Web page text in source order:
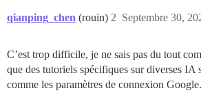
qianping_chen (rouin) Septembre 30,
2
C’est trop difficile, je ne sais pas du tout
que des tutoriels spécifiques sur diverses IA
comme les paramètres de connexion Google.